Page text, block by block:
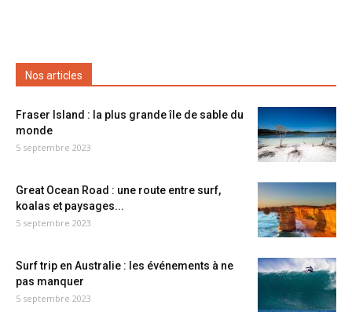
Nos articles
Fraser Island : la plus grande île de sable du
monde
5 septembre 2023
Great Ocean Road : une route entre surf,
koalas et paysages...
5 septembre 2023
Surf trip en Australie : les événements à ne
pas manquer
5 septembre 2023